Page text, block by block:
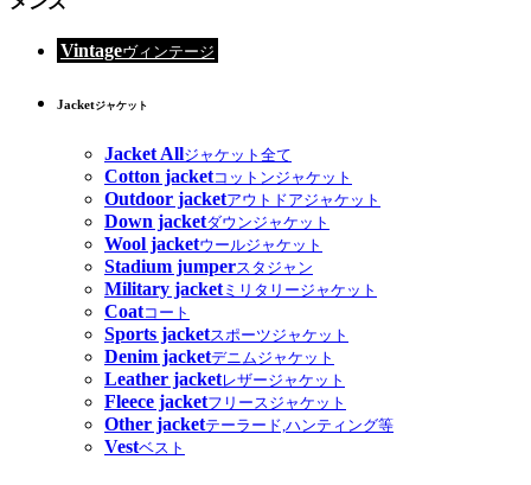
Vintageヴィンテージ
Jacketジャケット
Jacket Allジャケット全て
Cotton jacketコットンジャケット
Outdoor jacketアウトドアジャケット
Down jacketダウンジャケット
Wool jacketウールジャケット
Stadium jumperスタジャン
Military jacketミリタリージャケット
Coatコート
Sports jacketスポーツジャケット
Denim jacketデニムジャケット
Leather jacketレザージャケット
Fleece jacketフリースジャケット
Other jacketテーラード,ハンティング等
Vestベスト